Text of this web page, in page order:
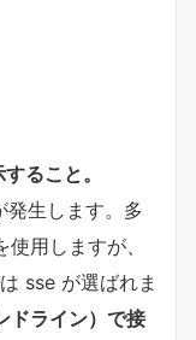
ること。
生します。多
用しますが、
sse が選ばれま
ドライン）で接